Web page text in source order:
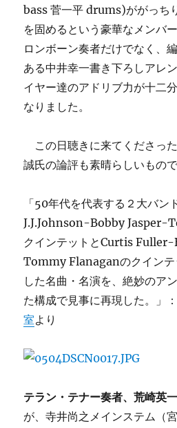
bass 菅一平 drums)ががっち
を固めるという豪華なメンバ
ロンボーン奏者だけでなく、
ある中井幸一書き下ろしアレ
イヤー達のアドリブ力が十二
なりました。
この日聴きに来てくださっ
誠氏の論評も素晴らしいもので
「50年代を代表する２大バン
J.J.Johnson-Bobby Jasper-
クインテットとCurtis
Tommy Flanaganのクインテ
した名曲・名演を、絶妙のア
た構成で見事に再現した。」
室より
テラン・テナー奏者、荒崎英
が、寺井尚之メインステム（